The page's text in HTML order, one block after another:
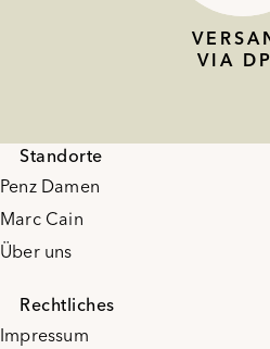
VIA
Standorte
Penz Damen
Marc Cain
Über uns
Rechtliches
Impressum